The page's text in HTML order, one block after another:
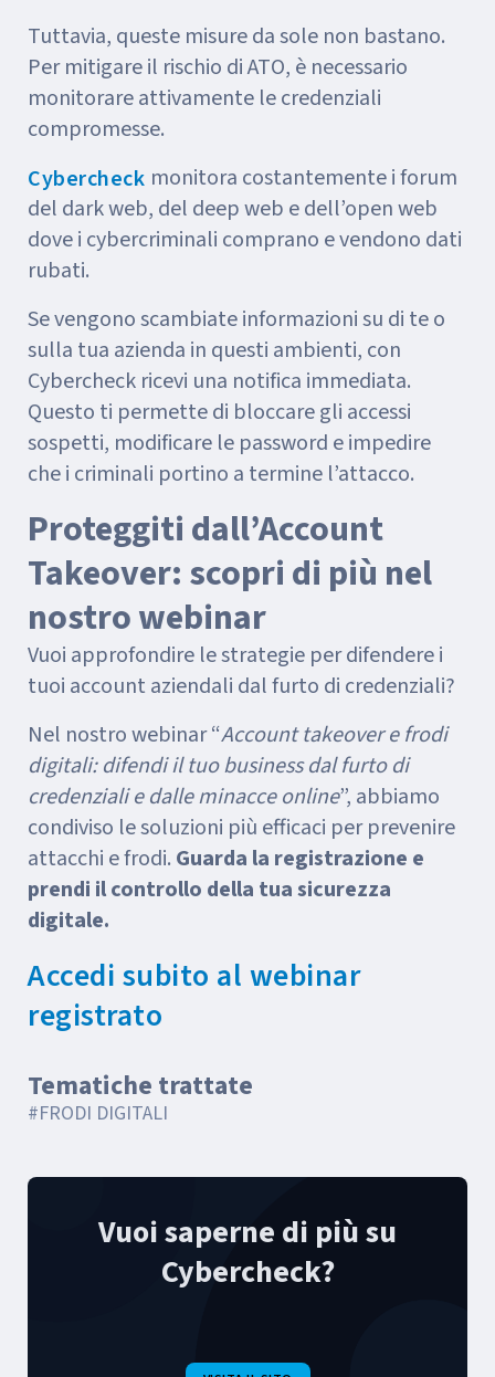
Tuttavia, queste misure da sole non bastano.
Per mitigare il rischio di ATO, è necessario
monitorare attivamente le credenziali
compromesse.
Cybercheck monitora costantemente i forum
del dark web, del deep web e dell’open web
dove i cybercriminali comprano e vendono dati
rubati.
Se vengono scambiate informazioni su di te o
sulla tua azienda in questi ambienti, con
Cybercheck ricevi una notifica immediata.
Questo ti permette di bloccare gli accessi
sospetti, modificare le password e impedire
che i criminali portino a termine l’attacco.
Proteggiti dall’Account
Takeover: scopri di più nel
nostro webinar
Vuoi approfondire le strategie per difendere i
tuoi account aziendali dal furto di credenziali?
Nel nostro webinar “Account takeover e frodi
digitali: difendi il tuo business dal furto di
credenziali e dalle minacce online”, abbiamo
condiviso le soluzioni più efficaci per prevenire
attacchi e frodi. Guarda la registrazione e
prendi il controllo della tua sicurezza
digitale.
Accedi subito al webinar
registrato
Tematiche trattate
#FRODI DIGITALI
Vuoi saperne di più su
Cybercheck?